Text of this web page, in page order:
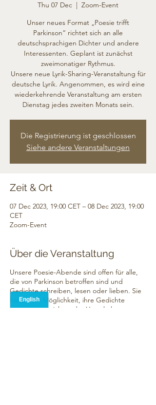
Thu 07 Dec
  |
Zoom-Event
Unser neues Format „Poesie trifft
Parkinson“ richtet sich an alle
deutschsprachigen Dichter und andere
Interessenten. Geplant ist zunächst
zweimonatiger Rythmus.
Unsere neue Lyrik-Sharing-Veranstaltung für
deutsche Lyrik. Angenommen, es wird eine
wiederkehrende Veranstaltung am ersten
Dienstag jedes zweiten Monats sein.
Die Registrierung ist geschlossen
Siehe andere Veranstaltungen
Zeit & Ort
07 Dec 2023, 19:00 CET – 08 Dec 2023, 19:00
CET
Zoom-Event
Über die Veranstaltung
Unsere Poesie-Abende sind offen für alle,
die von Parkinson betroffen sind und
Gedichte schreiben, lesen oder lieben. Sie
haben die Möglichkeit, ihre Gedichte
vorzutragen, sich an der Unterhaltung zu